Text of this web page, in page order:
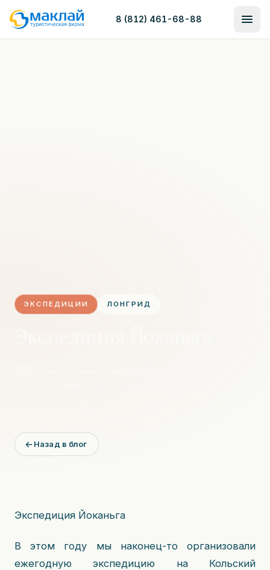
8 (812) 461-68-88
ЭКСПЕДИЦИИ ЛОНГРИД
Назад в блог
Экспедиция Йоканьга
В этом году мы наконец-то организовали
ежегодную экспедицию на Кольский